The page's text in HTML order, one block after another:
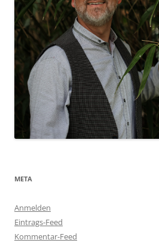
META
Anmelden
Eintrags-Feed
Kommentar-Feed